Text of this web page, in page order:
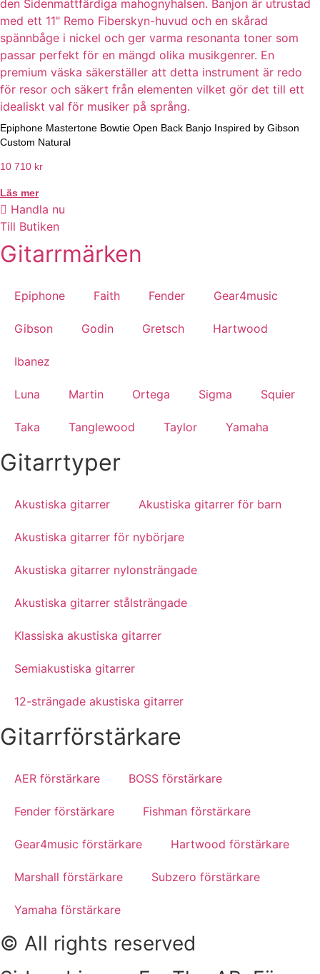
Epiphone Mastertone Bowtie Open Back Banjo Inspired by Gibson
Custom Natural
10 710 kr
Läs mer
Handla nu
Till Butiken
Gitarrmärken
Epiphone Faith Fender Gear4music
Gibson Godin Gretsch Hartwood
Ibanez
Luna Martin Ortega Sigma Squier
Taka Tanglewood Taylor Yamaha
Gitarrtyper
Akustiska gitarrer Akustiska gitarrer för barn
Akustiska gitarrer för nybörjare
Akustiska gitarrer nylonsträngade
Akustiska gitarrer stålsträngade
Klassiska akustiska gitarrer
Semiakustiska gitarrer
12-strängade akustiska gitarrer
Gitarrförstärkare
AER förstärkare BOSS förstärkare
Fender förstärkare Fishman förstärkare
Gear4music förstärkare Hartwood förstärkare
Marshall förstärkare Subzero förstärkare
Yamaha förstärkare
© All rights reserved